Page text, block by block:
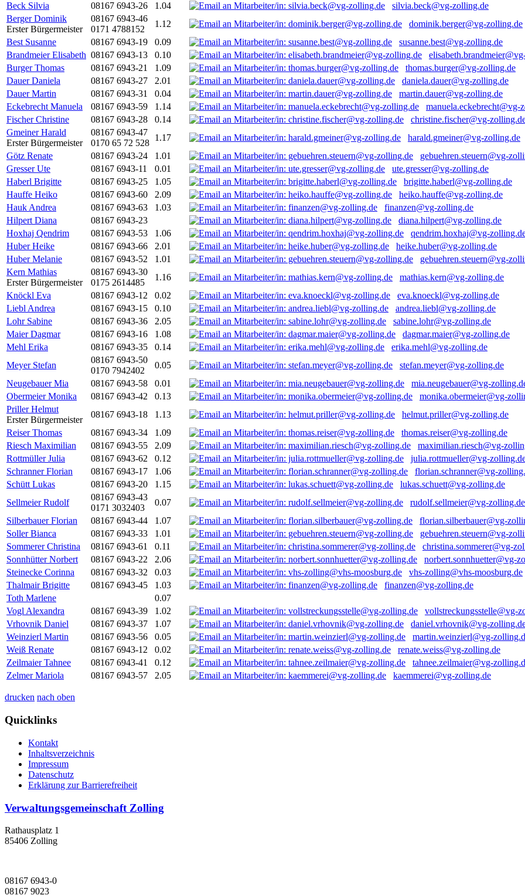
Beck Silvia
08167 6943-26 1.04
silvia.beck@vg-zolling.de
Berger Dominik
Erster Bürgermeister
08167 6943-46
0171 4788152
1.12
dominik.berger@vg-zolling.de
Best Susanne
08167 6943-19 0.09
susanne.best@vg-zolling.de
Brandmeier Elisabeth 08167 6943-13 0.10
Burger Thomas
08167 6943-21 1.09
thomas.burger@vg-zolling.de
Dauer Daniela
08167 6943-27 2.01
daniela.dauer@vg-zolling.de
Dauer Martin
08167 6943-31 0.04
martin.dauer@vg-zolling.de
Eckebrecht Manuela
08167 6943-59 1.14
manuela.eckebrecht@vg-
Fischer Christine
08167 6943-28 0.14
christine.fischer@vg-
Gmeiner Harald
Erster Bürgermeister
08167 6943-47
0170 65 72 528
1.17
harald.gmeiner@vg-zolling.de
Götz Renate
08167 6943-24 1.01
gebuehren.steuern@vg-
Gresser Ute
08167 6943-11 0.01
ute.gresser@vg-zolling.de
Haberl Brigitte
08167 6943-25 1.05
brigitte.haberl@vg-zolling.de
Hauffe Heiko
08167 6943-60 2.09
heiko.hauffe@vg-zolling.de
Hauk Andrea
08167 6943-63 1.03
finanzen@vg-zolling.de
Hilpert Diana
08167 6943-23
diana.hilpert@vg-zolling.de
Hoxhaj Qendrim
08167 6943-53 1.06
qendrim.hoxhaj@vg-
Huber Heike
08167 6943-66 2.01
heike.huber@vg-zolling.de
Huber Melanie
08167 6943-52 1.01
gebuehren.steuern@vg-
Kern Mathias
Erster Bürgermeister
08167 6943-30
0175 2614485
1.16
mathias.kern@vg-zolling.de
Knöckl Eva
08167 6943-12 0.02
eva.knoeckl@vg-zolling.de
Liebl Andrea
08167 6943-15 0.10
andrea.liebl@vg-zolling.de
Lohr Sabine
08167 6943-36 2.05
sabine.lohr@vg-zolling.de
Maier Dagmar
08167 6943-16 1.08
dagmar.maier@vg-zolling.de
Mehl Erika
08167 6943-35 0.14
erika.mehl@vg-zolling.de
Meyer Stefan
08167 6943-50
0170 7942402
0.05
stefan.meyer@vg-zolling.de
Neugebauer Mia
08167 6943-58 0.01
mia.neugebauer@vg-
Obermeier Monika
08167 6943-42 0.13
monika.obermeier@vg-
Priller Helmut
Erster Bürgermeister
08167 6943-18 1.13
helmut.priller@vg-zolling.de
Reiser Thomas
08167 6943-34 1.09
thomas.reiser@vg-zolling.de
Riesch Maximilian
08167 6943-55 2.09
maximilian.riesch@vg-
Rottmüller Julia
08167 6943-62 0.12
julia.rottmueller@vg-
Schranner Florian
08167 6943-17 1.06
florian.schranner@vg-
Schütt Lukas
08167 6943-20 1.15
lukas.schuett@vg-zolling.de
Sellmeier Rudolf
08167 6943-43
0171 3032403
0.07
rudolf.sellmeier@vg-zolling.de
Silberbauer Florian
08167 6943-44 1.07
florian.silberbauer@vg-
Soller Bianca
08167 6943-33 1.01
gebuehren.steuern@vg-
Sommerer Christina
08167 6943-61 0.11
christina.sommerer@vg-
Sonnhütter Norbert
08167 6943-22 2.06
norbert.sonnhuetter@vg-
Steinecke Corinna
08167 6943-32 0.03
vhs-zolling@vhs-moosburg.de
Thalmair Brigitte
08167 6943-45 1.03
finanzen@vg-zolling.de
Toth Marlene
0.07
Vogl Alexandra
08167 6943-39 1.02
vollstreckungsstelle@vg-
Vrhovnik Daniel
08167 6943-37 1.07
daniel.vrhovnik@vg-
Weinzierl Martin
08167 6943-56 0.05
martin.weinzierl@vg-
Weiß Renate
08167 6943-12 0.02
renate.weiss@vg-zolling.de
Zeilmaier Tahnee
08167 6943-41 0.12
tahnee.zeilmaier@vg-
Zelmer Mariola
08167 6943-57 2.05 kaemmerei@vg-zolling.de
drucken nach oben
Quicklinks
Kontakt
Inhaltsverzeichnis
Impressum
Datenschutz
Erklärung zur Barrierefreiheit
Verwaltungsgemeinschaft Zolling
Rathausplatz 1
85406 Zolling
08167 6943-0
08167 9023